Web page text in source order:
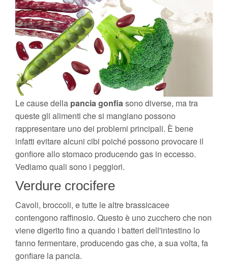
Fitness
Relax
Viaggi & Vacanze
Le cause della pancia gonfia sono diverse, ma tra
queste gli alimenti che si mangiano possono
rappresentare uno dei problemi principali. È bene
infatti evitare alcuni cibi poiché possono provocare il
gonfiore allo stomaco producendo gas in eccesso.
Vediamo quali sono i peggiori.
Verdure crocifere
Cavoli, broccoli, e tutte le altre brassicacee
contengono raffinosio. Questo è uno zucchero che non
viene digerito fino a quando i batteri dell'intestino lo
fanno fermentare, producendo gas che, a sua volta, fa
gonfiare la pancia.